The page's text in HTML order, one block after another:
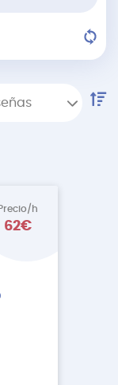
Precio/h
62€